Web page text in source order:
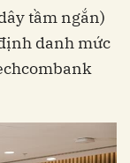
tầm ngắn)
danh mức